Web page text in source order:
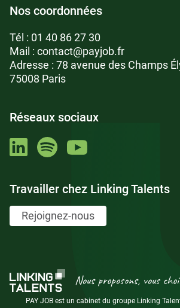
Nos coordonnées
Tél : 01 40 86 27 30
Mail : contact@payjob.fr
Adresse : 78 avenue des Champs
75008 Paris
Réseaux sociaux
Travailler chez Linking Talents
Rejoignez-nous
Nous proposons, vous
PAY JOB est un cabinet du groupe Linking